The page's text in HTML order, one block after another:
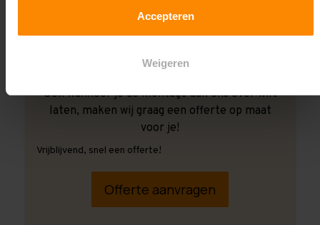
Accepteren
Weigeren
Ook wanneer je de montage aan ons over wilt
laten, maken wij graag een offerte op maat
voor je!
Vrijblijvend, snel een offerte!
Offerte aanvragen